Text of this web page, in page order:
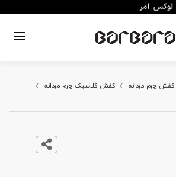
کفش چرم مردانه
کفش کلاسیک چرم مردانه